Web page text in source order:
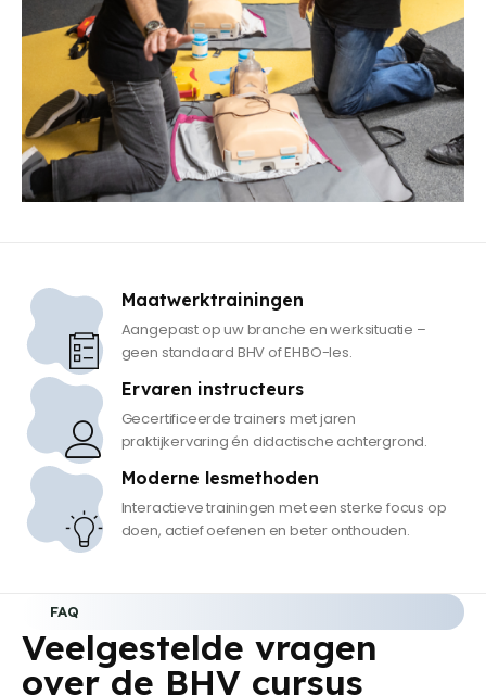
Maatwerktrainingen
Aangepast op uw branche en werksituatie –
geen standaard BHV of EHBO-les.
Ervaren instructeurs
Gecertificeerde trainers met jaren
praktijkervaring én didactische achtergrond.
Moderne lesmethoden
Interactieve trainingen met een sterke focus op
doen, actief oefenen en beter onthouden.
FAQ
Veelgestelde vragen
over de BHV cursus